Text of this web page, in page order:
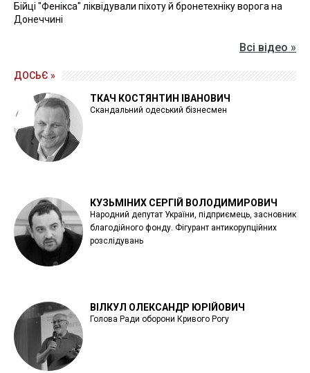
Бійці "Фенікса" ліквідували піхоту й бронетехніку ворога на
Донеччині
Всі відео »
ДОСЬЄ »
ТКАЧ КОСТЯНТИН ІВАНОВИЧ
Скандальний одеський бізнесмен
КУЗЬМІНИХ СЕРГІЙ ВОЛОДИМИРОВИЧ
Народний депутат України, підприємець, засновник
благодійного фонду. Фігурант антикорупційних
розслідувань
ВІЛКУЛ ОЛЕКСАНДР ЮРІЙОВИЧ
Голова Ради оборони Кривого Рогу